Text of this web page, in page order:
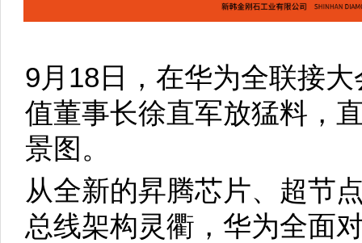
9月18日，在华为全联接
值董事长徐直军放猛料，
景图。
从全新的昇腾芯片、超节
总线架构灵衢，华为全面